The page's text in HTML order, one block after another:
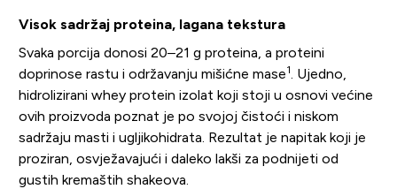
Visok sadržaj proteina, lagana tekstura
Svaka porcija donosi 20–21 g proteina, a proteini
doprinose rastu i održavanju mišićne mase1. Ujedno,
hidrolizirani whey protein izolat koji stoji u osnovi većine
ovih proizvoda poznat je po svojoj čistoći i niskom
sadržaju masti i ugljikohidrata. Rezultat je napitak koji je
proziran, osvježavajući i daleko lakši za podnijeti od
gustih kremaštih shakeova.